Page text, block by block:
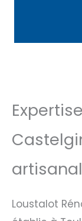
Loustalot